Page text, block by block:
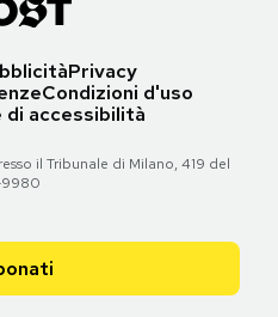
Privacy
Condizioni d'uso
di accessibilità
il Tribunale di Milano, 419 del
9980